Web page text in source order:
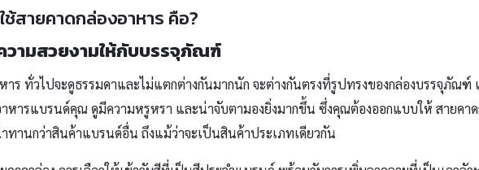
วามสวยงามให้กับบรรจุภัณฑ์
าร ทั่วไปจะดูธรรมดาและไม่แตกต่างกันมากนัก จะต่างกันตรงที่รูปทรงของกล่องบรรจุภัณ
าหารแบรนด์คุณ ดูมีความหรูหรา และน่าจับตามองยิ่งมากขึ้น ซึ่งคุณต้องออกแบบให้ สายค
านกว่าสินค้าแบรนด์อื่น ถึงแม้ว่าจะเป็นสินค้าประเภทเดียวกัน